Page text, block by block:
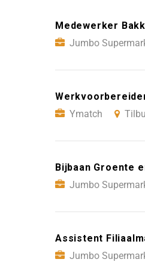
Medewerker
Jumbo
Ymatch
Bijbaan Groente
Jumbo
Assistent
Jumbo